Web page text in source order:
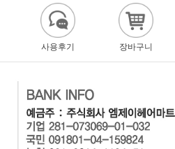
사용후기 장바구니